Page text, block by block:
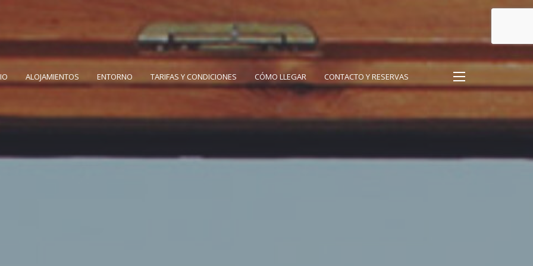
ALOJAMIENTOS ENTORNO TARIFAS Y CONDICIONES CÓMO LLEGAR CONTACTO Y RESERVAS